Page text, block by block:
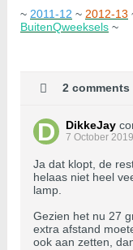
~ 2011-12 ~ 2012-13
BuitenQweeksels ~
2 comments
DikkeJay
7 October
Ja dat klopt, de
helaas niet heel
lamp.
Gezien het nu 27
extra afstand
ook aan zetten,